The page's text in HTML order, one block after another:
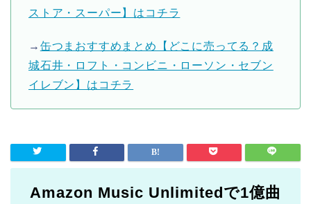
ストア・スーパー】はコチラ
→ 缶つまおすすめまとめ【どこに売ってる？成
城石井・ロフト・コンビニ・ローソン・セブン
イレブン】はコチラ
Amazon Music Unlimitedで1億曲